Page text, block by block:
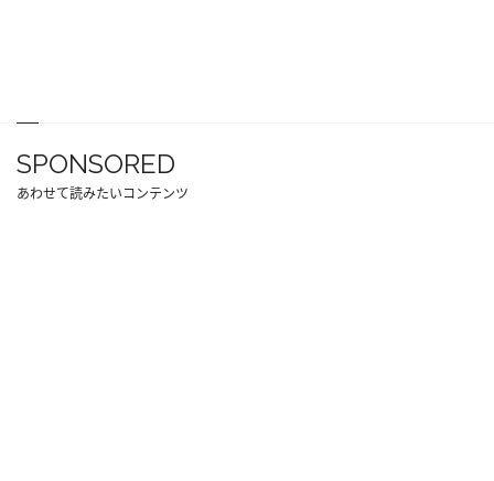
SPONSORED
あわせて読みたいコンテンツ